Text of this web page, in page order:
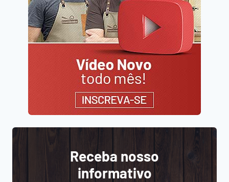
Receba nosso
informativo